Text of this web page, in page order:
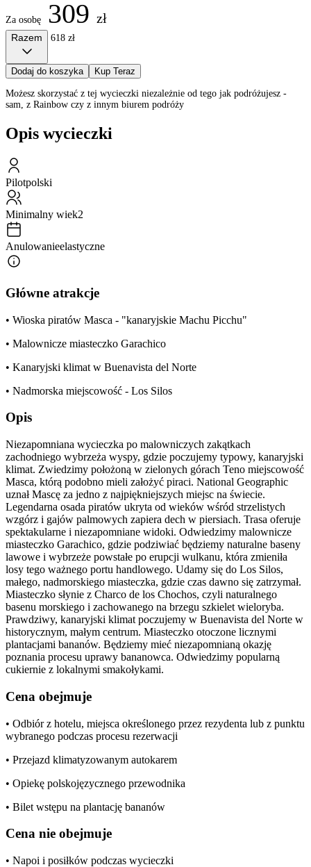
Za osobę 309 zł
Razem 618 zł
Dodaj do koszyka Kup Teraz
Możesz skorzystać z tej wycieczki niezależnie od tego jak podróżujesz -
sam, z Rainbow czy z innym biurem podróży
Opis wycieczki
Pilotpolski
Minimalny wiek2
Anulowanieelastyczne
Główne atrakcje
• Wioska piratów Masca - "kanaryjskie Machu Picchu"
• Malownicze miasteczko Garachico
• Kanaryjski klimat w Buenavista del Norte
• Nadmorska miejscowość - Los Silos
Opis
Niezapomniana wycieczka po malowniczych zakątkach
zachodniego wybrzeża wyspy, gdzie poczujemy typowy, kanaryjski
klimat. Zwiedzimy położoną w zielonych górach Teno miejscowość
Masca, którą podobno mieli założyć piraci. National Geographic
uznał Mascę za jedno z najpiękniejszych miejsc na świecie.
Legendarna osada piratów ukryta od wieków wśród strzelistych
wzgórz i gajów palmowych zapiera dech w piersiach. Trasa oferuje
spektakularne i niezapomniane widoki. Odwiedzimy malownicze
miasteczko Garachico, gdzie podziwiać będziemy naturalne baseny
lawowe i wybrzeże powstałe po erupcji wulkanu, która zmieniła
losy tego ważnego portu handlowego. Udamy się do Los Silos,
małego, nadmorskiego miasteczka, gdzie czas dawno się zatrzymał.
Miasteczko słynie z Charco de los Chochos, czyli naturalnego
basenu morskiego i zachowanego na brzegu szkielet wieloryba.
Prawdziwy, kanaryjski klimat poczujemy w Buenavista del Norte w
historycznym, małym centrum. Miasteczko otoczone licznymi
plantacjami bananów. Będziemy mieć niezapomnianą okazję
poznania procesu uprawy bananowca. Odwiedzimy popularną
cukiernie z lokalnymi smakołykami.
Cena obejmuje
• Odbiór z hotelu, miejsca określonego przez rezydenta lub z punktu
wybranego podczas procesu rezerwacji
• Przejazd klimatyzowanym autokarem
• Opiekę polskojęzycznego przewodnika
• Bilet wstępu na plantację bananów
Cena nie obejmuje
• Napoi i posiłków podczas wycieczki